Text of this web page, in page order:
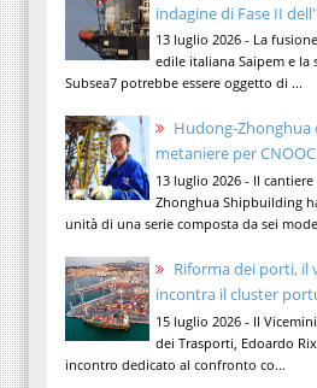
indagine di Fase II
13 luglio 2026 - La
edile italiana Saipem e la
Subsea7 potrebbe essere oggetto di ...
Hudong-Zhonghua
metaniere per CNOOC
13 luglio 2026 - Il
Zhonghua Shipbuilding
unità di una serie composta da sei
Riforma dei porti, il
incontra il cluster
15 luglio 2026 - Il
dei Trasporti, Edoardo
incontro dedicato al confronto co...